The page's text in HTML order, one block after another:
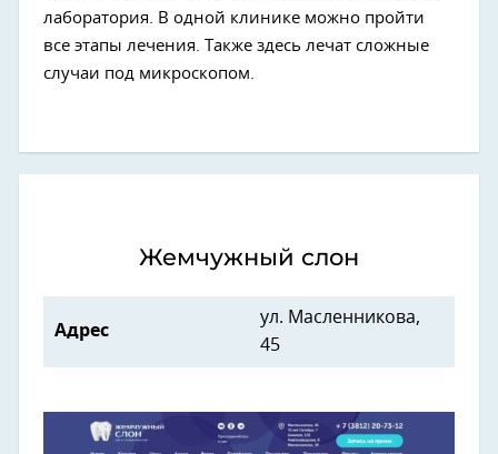
лаборатория. В одной клинике можно пройти
все этапы лечения. Также здесь лечат сложные
случаи под микроскопом.
Жемчужный слон
Адрес
ул. Масленникова,
45